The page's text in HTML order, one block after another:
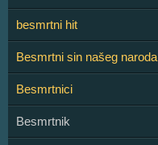
besmrtni hit
Besmrtni sin našeg naroda
Besmrtnici
Besmrtnik